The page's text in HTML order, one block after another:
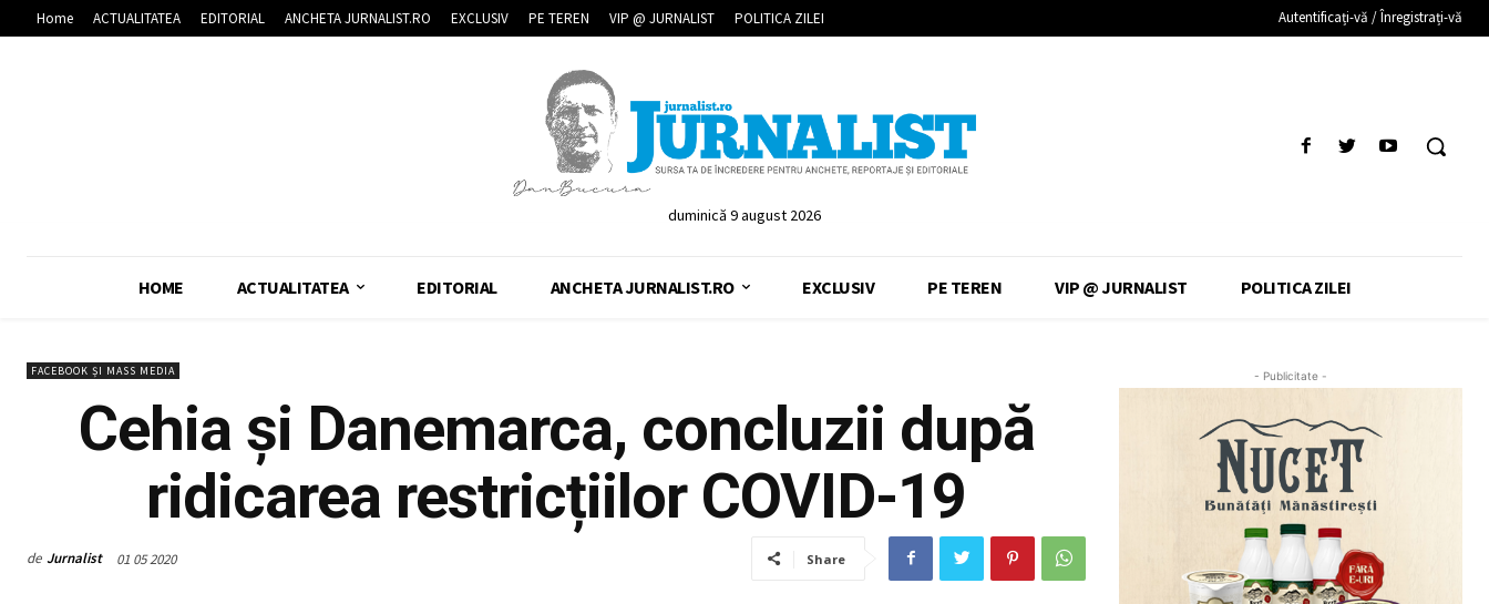
Home ACTUALITATEA EDITORIAL ANCHETA JURNALIST.RO EXCLUSIV PE TEREN VIP @ JURNALIST POLITICA ZILEI Autentificați-vă / Înregistrați-vă
duminică 9 august 2026
HOME ACTUALITATEA EDITORIAL ANCHETA JURNALIST.RO EXCLUSIV PE TEREN VIP @ JURNALIST POLITICA ZILEI
FACEBOOK ȘI MASS MEDIA
Cehia și Danemarca, concluzii după
ridicarea restricțiilor COVID-19
de Jurnalist 01 05 2020 Share
- Publicitate -